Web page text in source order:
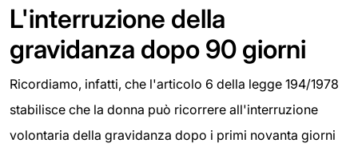
L'interruzione della
gravidanza dopo 90 giorni
Ricordiamo, infatti, che l'articolo 6 della legge 194/1978
stabilisce che la donna può ricorrere all'interruzione
volontaria della gravidanza dopo i primi novanta giorni